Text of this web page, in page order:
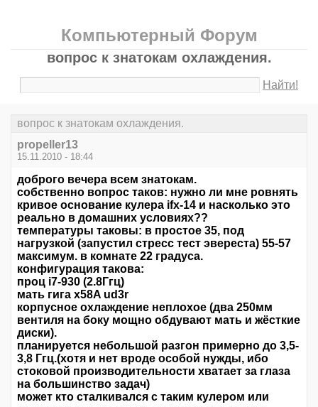
Компьютерный Форум
вопрос к знатокам охлаждения.
Найти!
вопрос к знатокам охлаждения.
propeller13
15.11.2010 - 18:44
доброго вечера всем знатокам.
собственно вопрос таков: нужно ли мне ровнять
кривое основание кулера ifx-14 и насколько это
реально в домашних условиях??
температуры таковы: в простое 35, под
нагрузкой (запустил стресс тест эвереста) 55-57
максимум. в комнате 22 градуса.
конфигурация такова:
проц i7-930 (2.8Ггц)
мать гига x58A ud3r
корпусное охлаждение неплохое (два 250мм
вентиля на боку мощно обдувают мать и жёсткие
диски).
планируется небольшой разгон примерно до 3,5-
3,8 Ггц.(хотя и нет вроде особой нужды, ибо
стоковой производительности хватает за глаза
на большинство задач)
может кто сталкивался с таким кулером или